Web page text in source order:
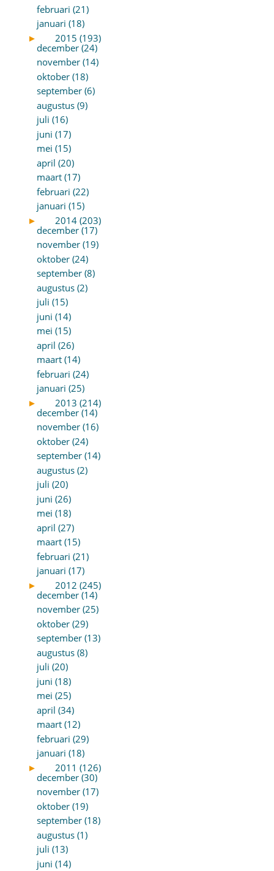
februari (21)
januari (18)
►
2015 (193)
december (24)
november (14)
oktober (18)
september (6)
augustus (9)
juli (16)
juni (17)
mei (15)
april (20)
maart (17)
februari (22)
januari (15)
►
2014 (203)
december (17)
november (19)
oktober (24)
september (8)
augustus (2)
juli (15)
juni (14)
mei (15)
april (26)
maart (14)
februari (24)
januari (25)
►
2013 (214)
december (14)
november (16)
oktober (24)
september (14)
augustus (2)
juli (20)
juni (26)
mei (18)
april (27)
maart (15)
februari (21)
januari (17)
►
2012 (245)
december (14)
november (25)
oktober (29)
september (13)
augustus (8)
juli (20)
juni (18)
mei (25)
april (34)
maart (12)
februari (29)
januari (18)
►
2011 (126)
december (30)
november (17)
oktober (19)
september (18)
augustus (1)
juli (13)
juni (14)